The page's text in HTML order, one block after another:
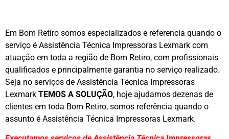
Em Bom Retiro somos especializados e referencia quando o
serviço é Assistência Técnica Impressoras Lexmark com
atuação em toda a região de Bom Retiro, com profissionais
qualificados e principalmente garantia no serviço realizado.
Seja no serviços de Assistência Técnica Impressoras
Lexmark TEMOS A SOLUÇÃO, hoje ajudamos dezenas de
clientes em toda Bom Retiro, somos referência quando o
assunto é Assistência Técnica Impressoras Lexmark.